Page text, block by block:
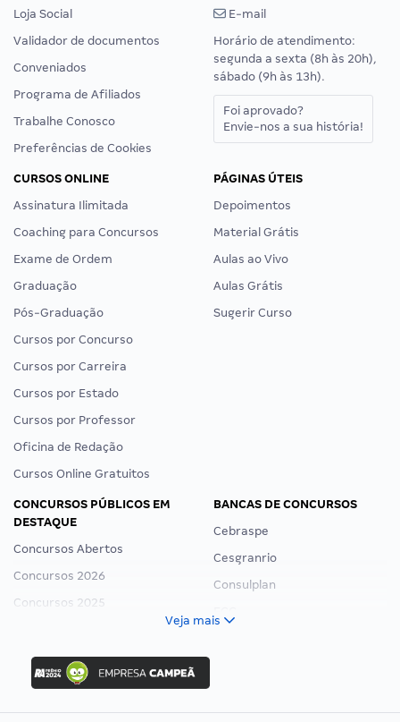
Loja Social
Validador de documentos
Conveniados
Programa de Afiliados
Trabalhe Conosco
Preferências de Cookies
E-mail
Horário de atendimento:
segunda a sexta (8h às 20h),
sábado (9h às 13h).
Foi aprovado?
Envie-nos a sua história!
CURSOS ONLINE
Assinatura Ilimitada
Coaching para Concursos
Exame de Ordem
Graduação
Pós-Graduação
Cursos por Concurso
Cursos por Carreira
Cursos por Estado
Cursos por Professor
Oficina de Redação
Cursos Online Gratuitos
PÁGINAS ÚTEIS
Depoimentos
Material Grátis
Aulas ao Vivo
Aulas Grátis
Sugerir Curso
CONCURSOS PÚBLICOS EM
DESTAQUE
Concursos Abertos
Concursos 2026
Concursos 2025
Concurso Ibama
Concurso MPU
Editais publicados
BANCAS DE CONCURSOS
Cebraspe
Cesgranrio
Consulplan
Veja mais